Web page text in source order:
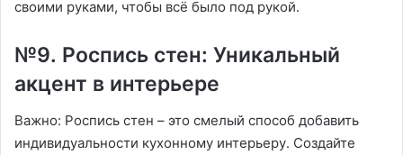
своими руками, чтобы всё было под рукой․
№9․ Роспись стен: Уникальный
акцент в интерьере
Важно: Роспись стен – это смелый способ добавить
индивидуальности кухонному интерьеру․ Создайте